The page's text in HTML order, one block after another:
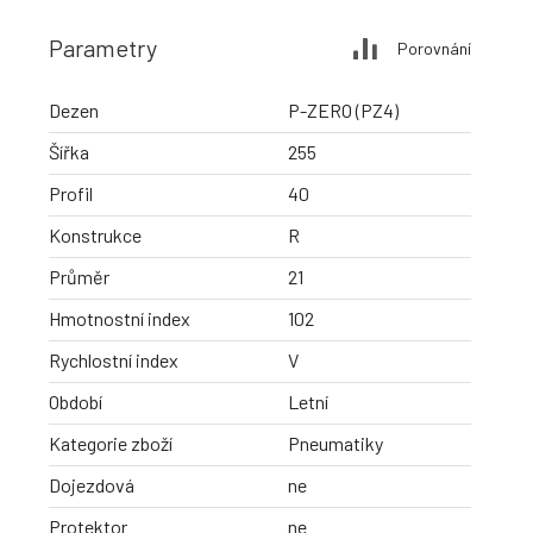
Parametry Porovnání
Dezen
P-ZERO (PZ4)
Šířka
255
Profil
40
Konstrukce
R
Průměr
21
Hmotnostní index
102
Rychlostní index
V
Období
Letní
Kategorie zboží
Pneumatiky
Dojezdová
ne
Protektor
ne